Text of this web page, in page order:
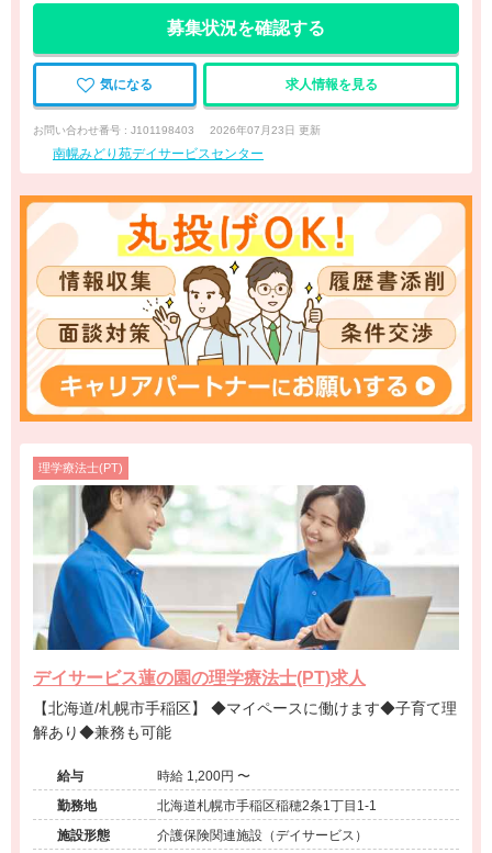
募集状況を確認する
気になる 求人情報を見る
お問い合わせ番号 : J101198403 2026年07月23日 更新
南幌みどり苑デイサービスセンター
理学療法士(PT)
デイサービス蓮の園の理学療法士(PT)求人
【北海道/札幌市手稲区】 ◆マイペースに働けます◆子育て理
解あり◆兼務も可能
給与
時給 1,200円 〜
勤務地
北海道札幌市手稲区稲穂2条1丁目1-1
施設形態
介護保険関連施設（デイサービス）